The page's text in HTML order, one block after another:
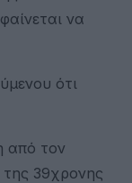
να
ότι
από τον
της 39χρονης